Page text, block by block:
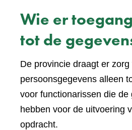
Wie er
tot de
De provincie draagt er zorg
persoonsgegevens alleen
voor functionarissen die de
hebben voor de uitvoering
opdracht.